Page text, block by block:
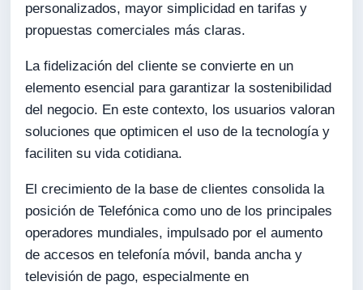
personalizados, mayor simplicidad en tarifas y
propuestas comerciales más claras.
La fidelización del cliente se convierte en un
elemento esencial para garantizar la sostenibilidad
del negocio. En este contexto, los usuarios valoran
soluciones que optimicen el uso de la tecnología y
faciliten su vida cotidiana.
El crecimiento de la base de clientes consolida la
posición de Telefónica como uno de los principales
operadores mundiales, impulsado por el aumento
de accesos en telefonía móvil, banda ancha y
televisión de pago, especialmente en